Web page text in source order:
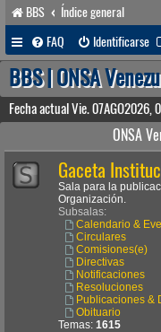
BBS
Índice general
FAQ
Identificarse
BBS | ONSA
Fecha actual Vie. 07AGO2026,
ONSA
Gaceta
Sala para la
Organización.
Subsalas:
Calendario &
Circulares
Comisiones(e)
Directivas
Notificaciones
Resoluciones
Publicaciones &
Obituario
Temas: 1615